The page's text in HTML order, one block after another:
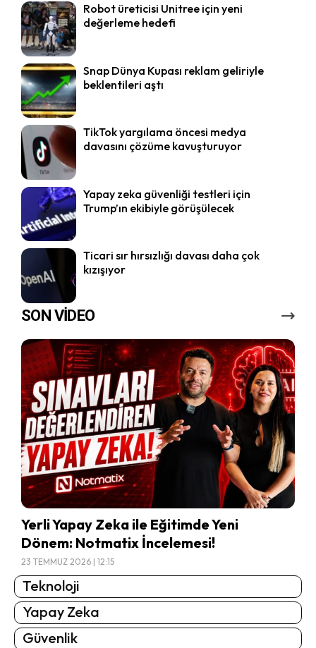
Robot üreticisi Unitree için yeni
değerleme hedefi
Snap Dünya Kupası reklam geliriyle
beklentileri aştı
TikTok yargılama öncesi medya
davasını çözüme kavuşturuyor
Yapay zeka güvenliği testleri için
Trump’ın ekibiyle görüşülecek
Ticari sır hırsızlığı davası daha çok
kızışıyor
SON VİDEO
Yerli Yapay Zeka ile Eğitimde Yeni
Dönem: Notmatix İncelemesi!
23 TEMMUZ 2026 | 12:15
Teknoloji
Yapay Zeka
Güvenlik